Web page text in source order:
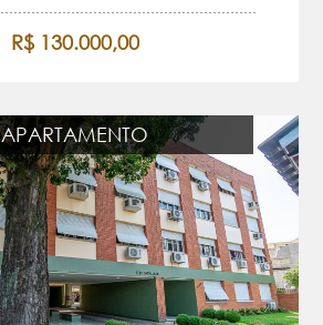
R$ 130.000,00
APARTAMENTO